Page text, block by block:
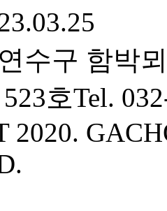
수구 함박
호Tel.
2020.